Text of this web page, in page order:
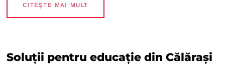
CITEȘTE MAI MULT
Soluții pentru educație din Călărași